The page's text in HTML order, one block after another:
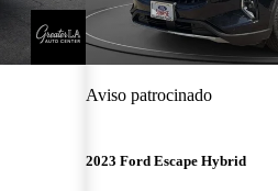
Aviso patrocinado
2023 Ford Escape Hybrid